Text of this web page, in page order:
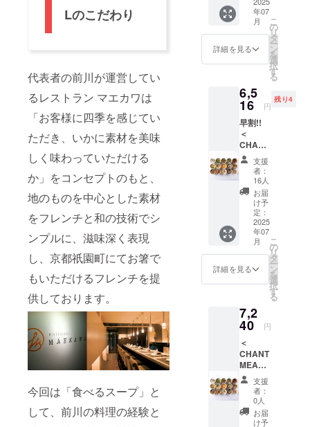
Lのこだわり
代表者の前川が運営してい
るレストラン マエカワは
「お客様に四季を感じてい
ただき、いかに素材を美味
しく味わっていただける
か」をコンセプトのもと、
地のものを中心とした素材
をフレンチと和の技術でシ
ンプルに、滋味深く表現
し、京都祇園町にてお箸で
もいただけるフレンチを提
供しております。
今回は「食べるスープ」と
して、前川の料理の経験と
バネロ
カレー
・京
じカ
レー の
をご確
認くだ
さい
（https:
//www.c
hantme
al.co.jp
） ※原
材料及
び添加
物等の
食品表
示はお
届け商
品のラ
表記さ
れま
前には
必ずお
届けの
リター
ンに貼
付され
たラベ
ルや注
意書き
をご確
されま
す。 商
品開封
前には
必ずお
付され
たラベ
ルや注
意書き
をご確
認くだ
さい
可能性
があり
ます。
※原材料
及び添
お届け
商品の
ラベル
に表記
されま
す。 商
品開封
前には
必ずお
届けの
リター
ンに貼
付され
たラベ
ルや注
意書き
をご確
クラフ
トスー
プの
セット
（A・
B・C）
選び下
さい。
備考欄
にA・
B・Cの
どれか
を入力
願いま
す。
＜クラ
フト
スープA
＞ ・10
種野菜
と生姜
の彩り
椀 ・焼
煮 ・ク
レーム
ドゥ
シャン
ピニオ
ン ・チ
キンフ
リカッ
セク
リーム
年07
月
詳細を見る
こ
の
リ
タ
ー
ン
を
選
択
す
る
6,5
16 円
残り4
早割!!
＜
CHANT
MEAL
クラフ
トスー
プ A ・
B・
C（各
コース4
個×2）
のクラ
フト
スープ
のセッ
ト（A・
B・C）
から2
コース
お選び
下さ
い。 備
考欄に
A・B・
Cのどれ
かを入
力願い
支援
者：
16人
お届
け予
定：
2025
年07
月
詳細を見る
こ
の
リ
タ
ー
ン
を
選
択
す
る
7,2
40 円
＜
CHANT
MEAL
クラフ
トスー
プ A ・
B・
C（各
支援
者：
0人
お届
け予